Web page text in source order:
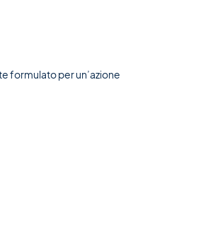
formulato per un’azione